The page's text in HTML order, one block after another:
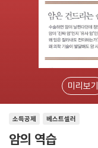
미리보기
소득공제 베스트셀러
암의 역습